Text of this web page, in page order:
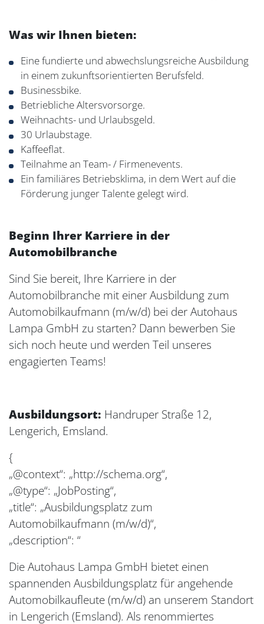
Was wir Ihnen bieten:
Eine fundierte und abwechslungsreiche Ausbildung
in einem zukunftsorientierten Berufsfeld.
Businessbike.
Betriebliche Altersvorsorge.
Weihnachts- und Urlaubsgeld.
30 Urlaubstage.
Kaffeeflat.
Teilnahme an Team- / Firmenevents.
Ein familiäres Betriebsklima, in dem Wert auf die
Förderung junger Talente gelegt wird.
Beginn Ihrer Karriere in der
Automobilbranche
Sind Sie bereit, Ihre Karriere in der
Automobilbranche mit einer Ausbildung zum
Automobilkaufmann (m/w/d) bei der Autohaus
Lampa GmbH zu starten? Dann bewerben Sie
sich noch heute und werden Teil unseres
engagierten Teams!
Ausbildungsort: Handruper Straße 12,
Lengerich, Emsland.
{
„@context“: „http://schema.org“,
„@type“: „JobPosting“,
„title“: „Ausbildungsplatz zum
Automobilkaufmann (m/w/d)“,
„description“: “
Die Autohaus Lampa GmbH bietet einen
spannenden Ausbildungsplatz für angehende
Automobilkaufleute (m/w/d) an unserem Standort
in Lengerich (Emsland). Als renommiertes